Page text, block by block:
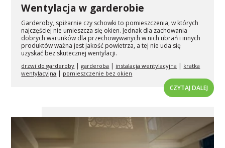
Wentylacja w garderobie
Garderoby, spiżarnie czy schowki to pomieszczenia, w których
najczęściej nie umieszcza się okien. Jednak dla zachowania
dobrych warunków dla przechowywanych w nich ubrań i innych
produktów ważna jest jakość powietrza, a tej nie uda się
uzyskać bez skutecznej wentylacji.
drzwi do garderoby |garderoba | instalacja wentylacyjna | kratka
wentylacyjna | pomieszczenie bez okien
CZYTAJ DALEJ